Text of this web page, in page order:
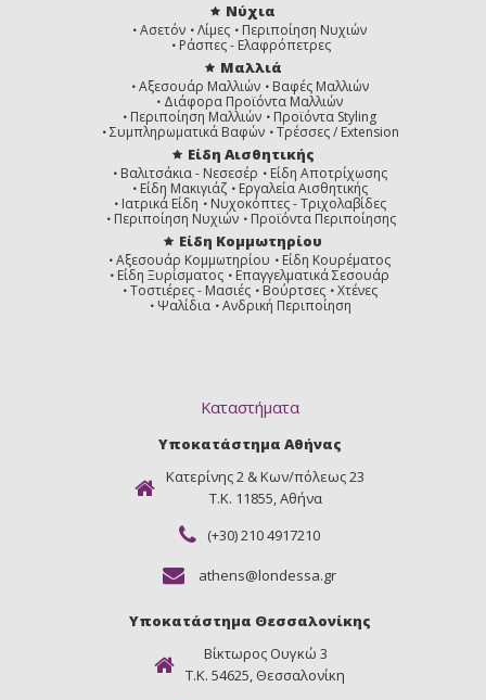
Νύχια
Ασετόν Λίμες
Περιποίηση Νυχιών
Ράσπες - Ελαφρόπετρες
Μαλλιά
Αξεσουάρ Μαλλιών
Βαφές Μαλλιών
Διάφορα Προϊόντα Μαλλιών
Περιποίηση Μαλλιών
Προϊόντα Styling
Συμπληρωματικά Βαφών
Τρέσσες / Extension
Είδη Αισθητικής
Βαλιτσάκια - Νεσεσέρ
Είδη Αποτρίχωσης
Είδη Μακιγιάζ
Εργαλεία Αισθητικής
Ιατρικά Είδη
Νυχοκόπτες - Τριχολαβίδες
Περιποίηση Νυχιών
Προϊόντα Περιποίησης
Είδη Κομμωτηρίου
Αξεσουάρ Κομμωτηρίου
Είδη Κουρέματος
Είδη Ξυρίσματος
Επαγγελματικά Σεσουάρ
Τοστιέρες - Μασιές
Βούρτσες
Χτένες
Ψαλίδια
Ανδρική Περιποίηση
Καταστήματα
Υποκατάστημα Αθήνας
Κατερίνης 2 & Κων/πόλεως 23
Τ.Κ. 11855, Αθήνα
(+30) 210 4917210
athens@londessa.gr
Υποκατάστημα Θεσσαλονίκης
Βίκτωρος Ουγκώ 3
Τ.Κ. 54625, Θεσσαλονίκη